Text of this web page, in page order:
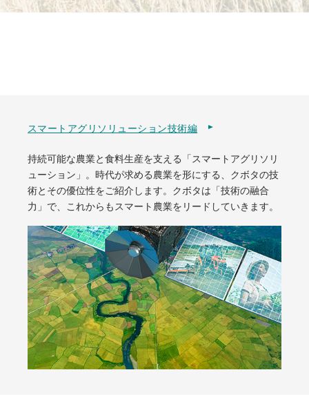
スマートアグリソリューション技術編
持続可能な農業と食料生産を支える「スマートアグリソリ
ューション」。時代が求める農業を形にする、クボタの技
術とその優位性をご紹介します。クボタは「技術の融合
力」で、これからもスマート農業をリードしていきます。